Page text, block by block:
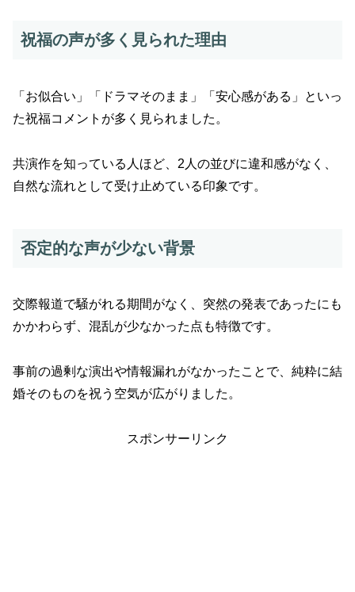
祝福の声が多く見られた理由
「お似合い」「ドラマそのまま」「安心感がある」といっ
た祝福コメントが多く見られました。
共演作を知っている人ほど、2人の並びに違和感がなく、
自然な流れとして受け止めている印象です。
否定的な声が少ない背景
交際報道で騒がれる期間がなく、突然の発表であったにも
かかわらず、混乱が少なかった点も特徴です。
事前の過剰な演出や情報漏れがなかったことで、純粋に結
婚そのものを祝う空気が広がりました。
スポンサーリンク